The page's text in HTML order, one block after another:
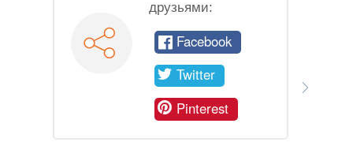
друзьями:
Facebook
Twitter
Pinterest